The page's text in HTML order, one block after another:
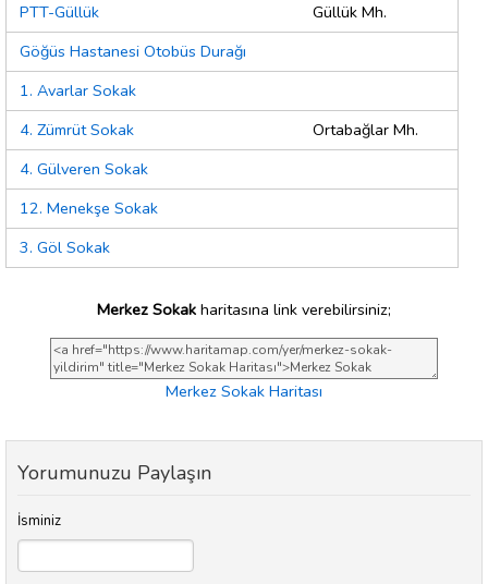
PTT-Güllük
Güllük Mh.
Göğüs Hastanesi Otobüs Durağı
1. Avarlar Sokak
4. Zümrüt Sokak
Ortabağlar Mh.
4. Gülveren Sokak
12. Menekşe Sokak
3. Göl Sokak
Merkez Sokak haritasına link verebilirsiniz;
Merkez Sokak Haritası
Yorumunuzu Paylaşın
İsminiz